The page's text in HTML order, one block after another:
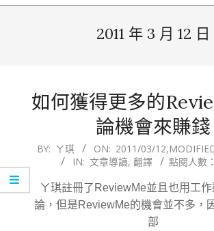
2011 年 3 月 12 日
如何獲得更多的
論機會來賺錢
2011-
12
BY: ㄚ琪 ON: 2011/03/12
IN: 文章導讀, 翻譯 點閱人數
ㄚ琪註冊了ReviewMe並且也用工
論，但是ReviewMe的機會並不多，
部